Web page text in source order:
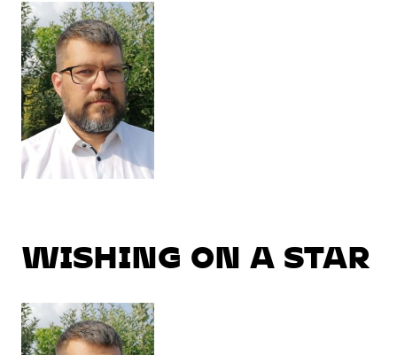
WISHING ON A STAR